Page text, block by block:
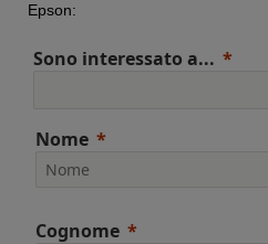
Epson:
Sono interessato a...
Nome
Cognome